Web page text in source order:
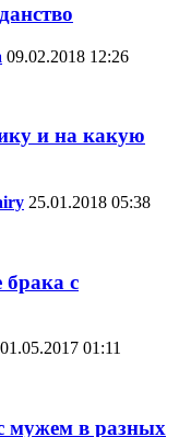
09.02.2018 12:26
и на какую
25.01.2018 05:38
брака с
01.05.2017 01:11
мужем в разных